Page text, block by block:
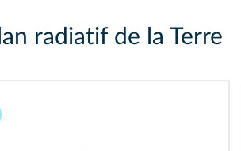
radiatif de la Terre